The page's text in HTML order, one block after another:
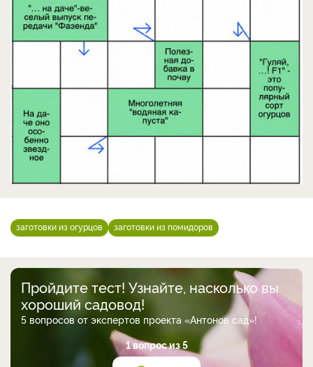
заготовки из огурцов заготовки из помидоров
Пройдите тест! Узнайте, насколько вы
хороший садовод!
5 вопросов от экспертов проекта «Антонов сад»!
1 вопрос из 5